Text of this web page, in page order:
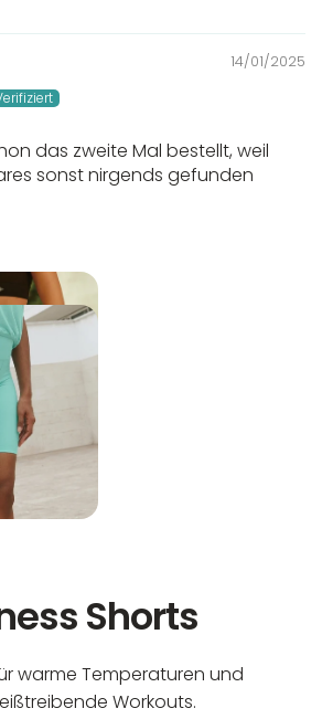
14/01/2025
das zweite Mal bestellt, weil
sonst nirgends gefunden
Shorts
warme Temperaturen und
Workouts.